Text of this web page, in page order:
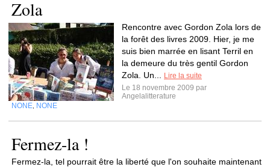
Zola
Rencontre avec Gordon Zola lors de
la forêt des livres 2009. Hier, je me
suis bien marrée en lisant Terril en
la demeure du très gentil Gordon
Zola. Un...
Lire la suite
Le 18 novembre 2009 par
Angelalitterature
NONE NONE
Fermez-la !
Fermez-la, tel pourrait être la liberté que l'on souhaite maintenant